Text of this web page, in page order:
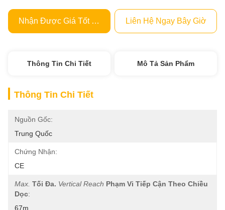
Nhận Được Giá Tốt Nhất Liên Hệ Ngay Bây Giờ
Thông Tin Chi Tiết Mô Tả Sản Phẩm
Thông Tin Chi Tiết
Nguồn Gốc:
Trung Quốc
Chứng Nhận:
CE
Max. Tối Đa. Vertical Reach Phạm Vi Tiếp Cận Theo Chiều
Dọc:
67m